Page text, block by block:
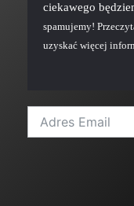
ciekawego
spamujemy!
uzyskać więcej